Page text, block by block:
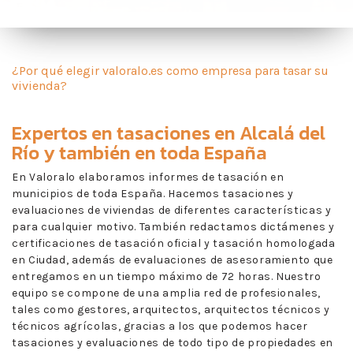
¿Por qué elegir valoralo.es como empresa para tasar su
vivienda?
Expertos entasaciones en Alcalá del
Ríoy también en toda España
En Valoralo elaboramos informes de tasación en
municipios de toda España. Hacemos tasaciones y
evaluaciones de viviendas de diferentes características y
para cualquier motivo. También redactamos dictámenes y
certificaciones de tasación oficial y tasación homologada
en Ciudad, además de evaluaciones de asesoramiento que
entregamos en un tiempo máximo de 72 horas. Nuestro
equipo se compone de una amplia red de profesionales,
tales como gestores, arquitectos, arquitectos técnicos y
técnicos agrícolas, gracias a los que podemos hacer
tasaciones y evaluaciones de todo tipo de propiedades en